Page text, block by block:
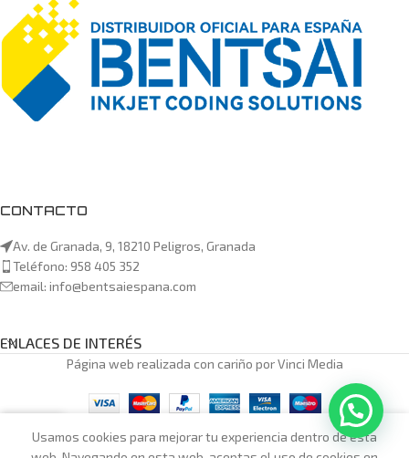
CONTACTO
Av. de Granada, 9, 18210 Peligros, Granada
Teléfono: 958 405 352
email: info@bentsaiespana.com
ENLACES DE INTERÉS
Página web realizada con cariño por Vinci Media
Usamos cookies para mejorar tu experiencia dentro de esta
Mi cuenta